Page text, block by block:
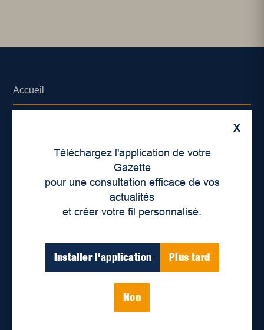
X
Téléchargez l'application de votre
Gazette
pour une consultation efficace de vos
actualités
et créer votre fil personnalisé.
Installer l'application Plus tard
Non
Accueil
Déontologie et confidentialité
Parutions numériques